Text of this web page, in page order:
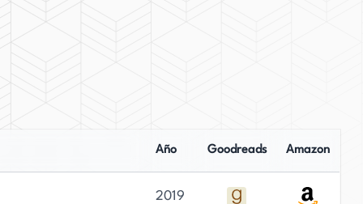
Año Goodreads Amazon
2019